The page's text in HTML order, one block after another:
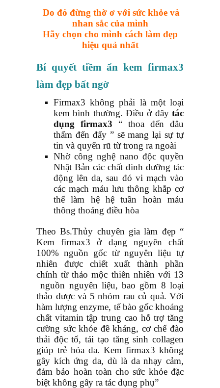
Do đó đừng thờ ơ với sức khỏe và
nhan sắc của mình
Hãy chọn cho mình cách làm đẹp
hiệu quả nhất
Bí quyết tiềm ẩn kem firmax3
làm đẹp bất ngờ
Firmax3 không phải là một loại
kem bình thường. Điều ở đây tác
dụng firmax3 “ thoa đến đâu
thấm đến đấy ” sẽ mang lại sự tự
tin và quyến rũ từ trong ra ngoài
Nhờ công nghệ nano độc quyền
Nhật Bản các chất dinh dưỡng tác
động lên da, sau đó vi mạch vào
các mạch máu lưu thông khắp cơ
thể làm hệ hệ tuần hoàn máu
thông thoáng điều hòa
Theo Bs.Thủy chuyên gia làm đẹp “
Kem firmax3 ở dạng nguyên chất
100% nguồn gốc từ nguyên liệu tự
nhiên được chiết xuất thành phần
chính từ thảo mộc thiên nhiên với 13
nguồn nguyên liệu, bao gồm 8 loại
thảo dược và 5 nhóm rau củ quả. Với
hàm lượng enzyme, tế bào gốc khoáng
chất vitamin tập trung cao hỗ trợ tăng
cường sức khỏe đề kháng, cơ chế đào
thải độc tố, tái tạo tăng sinh collagen
giúp trẻ hóa da. Kem firmax3 không
gây kích ứng da, dù là da nhạy cảm,
đảm bảo hoàn toàn cho sức khỏe đặc
biệt không gây ra tác dụng phụ”